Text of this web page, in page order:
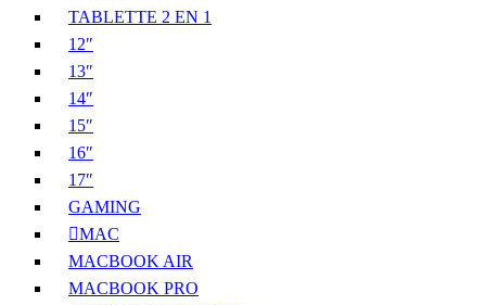
TABLETTE 2 EN 1
12″
13″
14″
15″
16″
17″
GAMING
MAC
MACBOOK AIR
MACBOOK PRO